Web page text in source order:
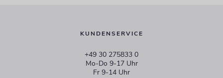
KUNDENSERVICE
+49 30 275833 0
Mo-Do 9-17 Uhr
Fr 9-14 Uhr